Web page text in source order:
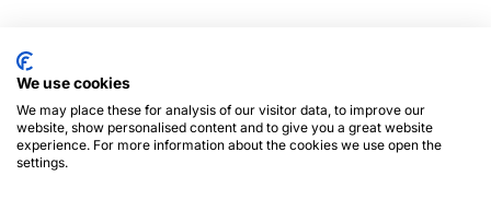
We use cookies
We may place these for analysis of our visitor data, to improve our
website, show personalised content and to give you a great website
experience. For more information about the cookies we use open the
settings.